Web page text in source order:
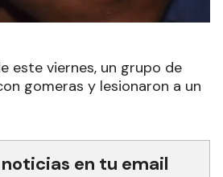
este viernes, un grupo de
gomeras y lesionaron a un
en tu email